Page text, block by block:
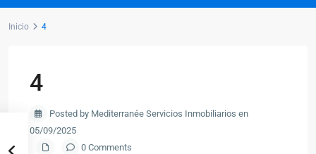
Inicio 4
4
Posted by Mediterranée Servicios Inmobiliarios en
05/09/2025
0 Comments